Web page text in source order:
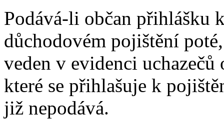
Podává-li občan přihlášku
důchodovém pojištění
veden v evidenci uchazečů
které se přihlašuje k
již nepodává.